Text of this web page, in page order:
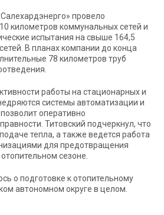
провело
километров коммунальных сетей и
испытания на свыше 164,5
В планах компании до конца
78 километров труб
работы на стационарных и
системы автоматизации и
оперативно
Титовский подчеркнул, что
тепла, а также ведется работа
для предотвращения
сезоне.
о подготовке к отопительному
автономном округе в целом.